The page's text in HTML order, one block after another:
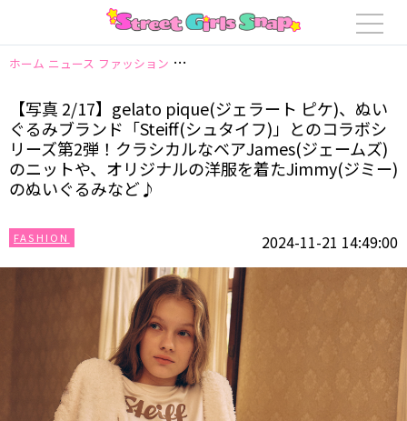
ホーム ニュース ファッション 【写真 2/17】gelato pique(ジェラート ピ
【写真 2/17】gelato pique(ジェラート ピケ)、ぬい
ぐるみブランド「Steiff(シュタイフ)」とのコラボシ
リーズ第2弾！クラシカルなベアJames(ジェームズ)
のニットや、オリジナルの洋服を着たJimmy(ジミー)
のぬいぐるみなど♪
FASHION 2024-11-21 14:49:00